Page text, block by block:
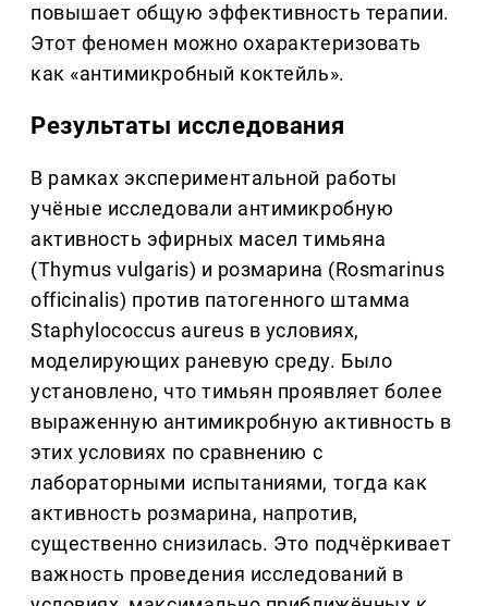
повышает общую эффективность терапии.
Этот феномен можно охарактеризовать
как «антимикробный коктейль».
Результаты исследования
В рамках экспериментальной работы
учёные исследовали антимикробную
активность эфирных масел тимьяна
(Thymus vulgaris) и розмарина (Rosmarinus
officinalis) против патогенного штамма
Staphylococcus aureus в условиях,
моделирующих раневую среду. Было
установлено, что тимьян проявляет более
выраженную антимикробную активность в
этих условиях по сравнению с
лабораторными испытаниями, тогда как
активность розмарина, напротив,
существенно снизилась. Это подчёркивает
важность проведения исследований в